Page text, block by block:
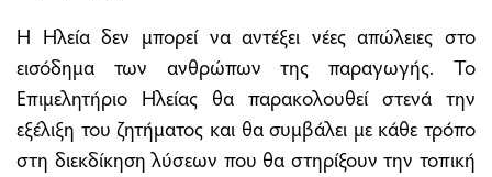
Η Ηλεία δεν μπορεί να αντέξει νέες απώλειες στο
εισόδημα των ανθρώπων της παραγωγής. Το
Επιμελητήριο Ηλείας θα παρακολουθεί στενά την
εξέλιξη του ζητήματος και θα συμβάλει με κάθε τρόπο
στη διεκδίκηση λύσεων που θα στηρίξουν την τοπική